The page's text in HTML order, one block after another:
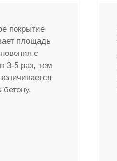
покрытие
площадь
с
3-5 раз, тем
бетону.